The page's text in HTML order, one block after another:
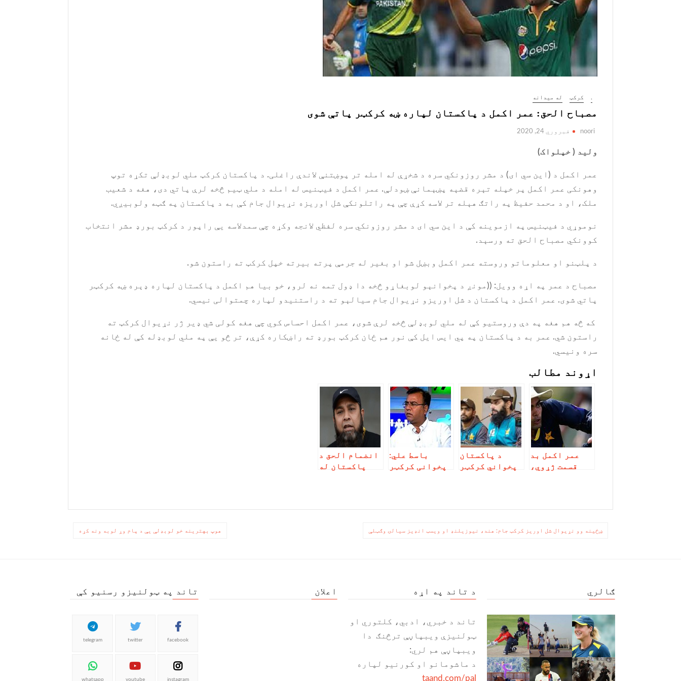
کرکټ له میدانه
مصباح الحق: عمر اکمل د پاکستان لپاره ښه کرکټر پاتې شوی
noori فبروري 24, 2020
ولید ( خپلواک)
عمر اکمل د (این سي ای) د مشر روزونکي سره د شخړې له امله تر پوښتنې لاندې راغلی. د پاکستان کرکټ ملي لوبډلې تکړه توپ
وهونکی عمر اکمل پر خپله تېره قضېه پښېمانې ښودلې. عمر اکمل د فیټنیس له امله د ملي ټیم څخه لرې پاتي دی، هغه د شعیب
ملک، او د محمد حفیظ په راتګ هېله تر لاسه کړې چې په راتلونکې شل اوریزه نړیوال جام کې به د پاکستان په ګټه ولوبیږي.
نوموړي د فیټنیس په ازموینه کې د این سي ای د مشر روزونکي سره لفظي لانجه وکړه چې سمدلاسه یې راپور د کرکټ بورډ مشر انتخاب
کوونکي مصباح الحق ته ورسېد.
د پلټنو او معلوماتو وروسته عمر اکمل وبښل شو او بغیر له جرمې پرته بیرته خپل کرکټ ته راستون شو.
مصباح د عمر په اړه وویل: ((مونږ د پخوانېو لوبغاړو څخه دا ډول تمه نه لرو، خو بیا هم اکمل د پاکستان لپاره ډېره ښه کرکټر
پاتي شوی. عمر اکمل د پاکستان د شل اوریزو نړیوال جام سیالېو ته د راستنیدو لپاره چمتوالی نیسي.
که څه هم هغه په ​​دې وروستیو کې له ملي لوبډلې څخه لرې شوی، عمر اکمل احساس کوي چې هغه کولی شي ډیر ژر نړیوال کرکټ ته
راستون شي. عمر به د پاکستان په پي ایس ایل کې نور هم ځان کرکټ بورډ ته راښکاره کړې، تر څو یې په ملي لوبډله کې له ځانه
سره ونیسي.
اړوند مطالب
عمر اکمل بد
قسمت ژړوي،
منعه کړی
د پاکستان
پخواني کرکټر
نیوکې وکړې
باسط علي:
پخوانی کرکټر
وکړي
انضمام الحق د
پاکستان له
وغوښت
ليکنه
ښځينه وو نړیوال شل اوریز کرکټ جام: هند، نیوزیلنډ او ویسټ انډیز سیالۍ وګټلې هوپ بهترینه خو لوبډلې یې د پام وړ لوبه ونه کړه
ګالري د تاند په اړه
تاند د خبري، ادبي، کلتوري او
ټولنیزې ویبپاڼې ترڅنګ دا
ویبپاڼې هم لري:
د ماشومانو او کورنیو لپاره
taand.com/pal
اعلان تاند په ټولنیزو رسنیو کې
facebook
twitter
telegram
instagram
youtube
whatsapp